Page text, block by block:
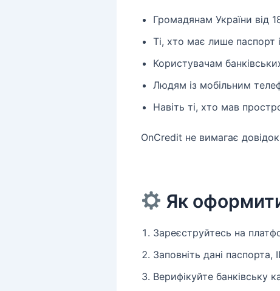
Громадянам України від
Ті, хто має лише паспорт
Користувачам
Людям із мобільним
Навіть ті, хто мав
OnCredit не вимагає
Як
Зареєструйтесь на
Заповніть дані паспорта,
Верифікуйте банківську